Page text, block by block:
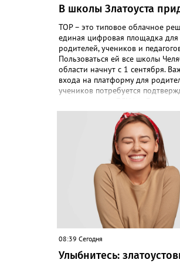
В школы Златоуста
ТОР – это типовое облачное
единая цифровая площадка для
родителей, учеников и
Пользоваться ей все школы
области начнут с 1 сентября.
входа на платформу для
учеников потребуется
автоматизировать управление
образовательными процессами и
объединить разрозненные
сервисы в одну безопасную
государственную экосистему, -
в региональном министерстве
образования. - Платформа ТОР
школа” объединит все школьные
в единую безопасную
экосистему. Предполагается, что
пройдёт максимально
пользователей». Привычные
оценки, расписание, домашние
связь с учителями, знакомые
пользователям экосистемы
08:39 Сегодня
Улыбнитесь: